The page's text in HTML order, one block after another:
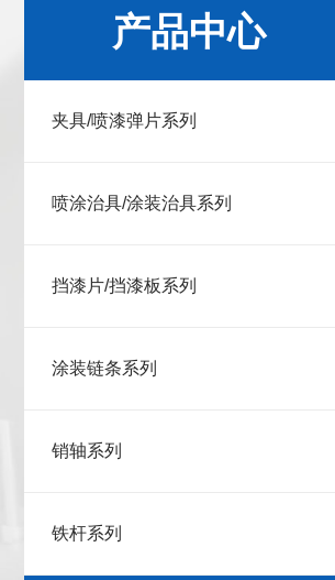
产品中心
夹具/喷漆弹片系列
喷涂治具/涂装治具系列
挡漆片/挡漆板系列
涂装链条系列
销轴系列
铁杆系列